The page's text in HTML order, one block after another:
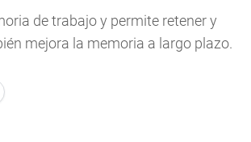
de trabajo y permite retener y
mejora la memoria a largo plazo.